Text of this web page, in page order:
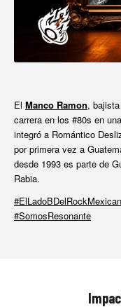
El Manco Ramon,
carrera en los #80s en
integró a Romántico
por primera vez a
desde 1993 es parte de
Rabia.
#SomosResonante